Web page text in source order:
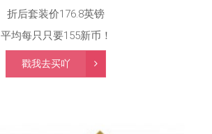
折后套装价176.8英镑
平均每只只要155新币！
戳我去买吖